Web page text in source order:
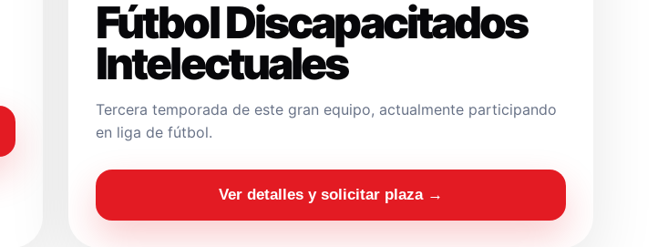
Fútbol Discapacitados
Intelectuales
Tercera temporada de este gran equipo, actualmente participando
en liga de fútbol.
Ver detalles y solicitar plaza →